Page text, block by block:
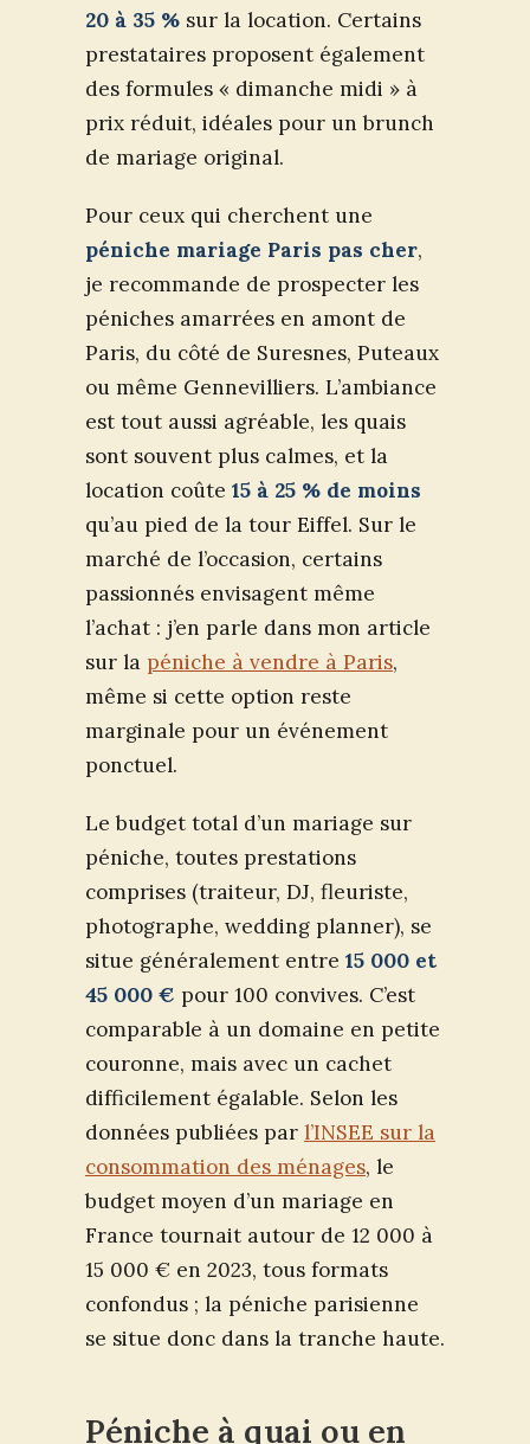
20 à 35 % sur la location. Certains
prestataires proposent également
des formules « dimanche midi » à
prix réduit, idéales pour un brunch
de mariage original.
Pour ceux qui cherchent une
péniche mariage Paris pas cher,
je recommande de prospecter les
péniches amarrées en amont de
Paris, du côté de Suresnes, Puteaux
ou même Gennevilliers. L’ambiance
est tout aussi agréable, les quais
sont souvent plus calmes, et la
location coûte 15 à 25 % de moins
qu’au pied de la tour Eiffel. Sur le
marché de l’occasion, certains
passionnés envisagent même
l’achat : j’en parle dans mon article
sur la péniche à vendre à Paris,
même si cette option reste
marginale pour un événement
ponctuel.
Le budget total d’un mariage sur
péniche, toutes prestations
comprises (traiteur, DJ, fleuriste,
photographe, wedding planner), se
situe généralement entre 15 000 et
45 000 € pour 100 convives. C’est
comparable à un domaine en petite
couronne, mais avec un cachet
difficilement égalable. Selon les
données publiées par l’INSEE sur la
consommation des ménages, le
budget moyen d’un mariage en
France tournait autour de 12 000 à
15 000 € en 2023, tous formats
confondus ; la péniche parisienne
se situe donc dans la tranche haute.
Péniche à quai ou en